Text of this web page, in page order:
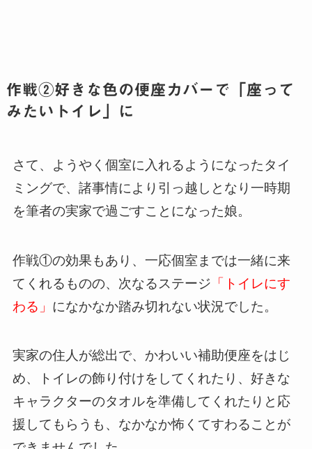
作戦②好きな色の便座カバーで「座って
みたいトイレ」に
さて、ようやく個室に入れるようになったタイ
ミングで、諸事情により引っ越しとなり一時期
を筆者の実家で過ごすことになった娘。
作戦①の効果もあり、一応個室までは一緒に来
てくれるものの、次なるステージ 「トイレにす
わる」 になかなか踏み切れない状況でした。
実家の住人が総出で、かわいい補助便座をはじ
め、トイレの飾り付けをしてくれたり、好きな
キャラクターのタオルを準備してくれたりと応
援してもらうも、なかなか怖くてすわることが